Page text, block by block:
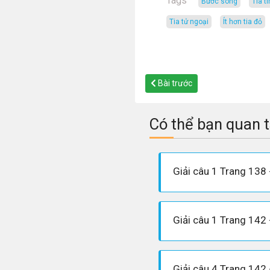
tia tử ngoại ít hơn tia đỏ
Bài trước
Có thể bạn quan